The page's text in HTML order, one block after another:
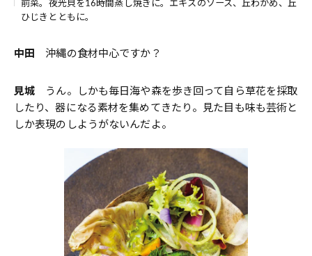
前菜。夜光貝を16時間蒸し焼きに。エキスのソース、丘わかめ、丘
ひじきとともに。
中田 沖縄の食材中心ですか？
見城 うん。しかも毎日海や森を歩き回って自ら草花を採取
したり、器になる素材を集めてきたり。見た目も味も芸術と
しか表現のしようがないんだよ。